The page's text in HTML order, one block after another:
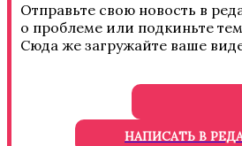
Отправьте свою новость в
о проблеме или подкиньте
Сюда же загружайте ваше
НАПИСАТЬ В